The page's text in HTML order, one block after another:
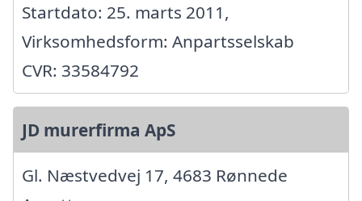
Startdato: 25. marts 2011,
Virksomhedsform: Anpartsselskab
CVR: 33584792
JD murerfirma ApS
Gl. Næstvedvej 17, 4683 Rønnede